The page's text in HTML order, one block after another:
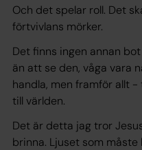
Och det spelar roll. Det
förtvivlans mörker.
Det finns ingen annan
än att se den, våga vara
handla, men framför allt
till världen.
Det är detta jag tror
brinna. Ljuset som måste